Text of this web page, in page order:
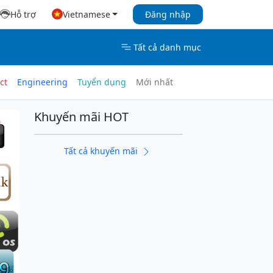
Hỗ trợ Vietnamese Đăng nhập
Tất cả danh mục
Engineering Tuyển dụng Mới nhất
Khuyến mãi HOT
Tất cả khuyến mãi